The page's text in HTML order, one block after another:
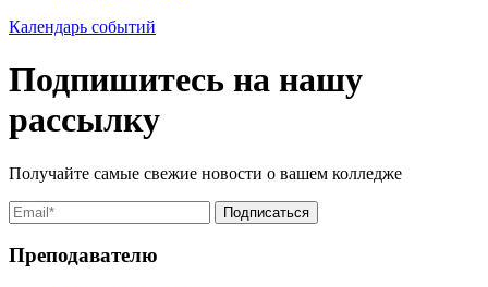
Календарь событий
Подпишитесь на нашу
рассылку
Получайте самые свежие новости о вашем колледже
Преподавателю